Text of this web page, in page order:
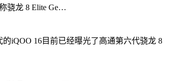
骁龙 8 Elite Ge…
iQOO 16目前已经曝光了高通第六代骁龙 8